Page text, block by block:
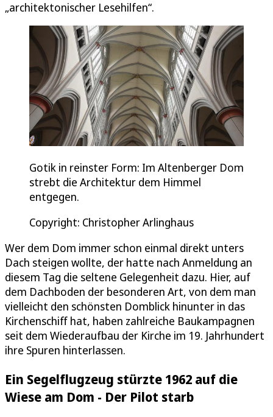
„architektonischer Lesehilfen“.
Gotik in reinster Form: Im Altenberger Dom
strebt die Architektur dem Himmel
entgegen.
Copyright: Christopher Arlinghaus
Wer dem Dom immer schon einmal direkt unters
Dach steigen wollte, der hatte nach Anmeldung an
diesem Tag die seltene Gelegenheit dazu. Hier, auf
dem Dachboden der besonderen Art, von dem man
vielleicht den schönsten Domblick hinunter in das
Kirchenschiff hat, haben zahlreiche Baukampagnen
seit dem Wiederaufbau der Kirche im 19. Jahrhundert
ihre Spuren hinterlassen.
Ein Segelflugzeug stürzte 1962 auf die
Wiese am Dom - Der Pilot starb